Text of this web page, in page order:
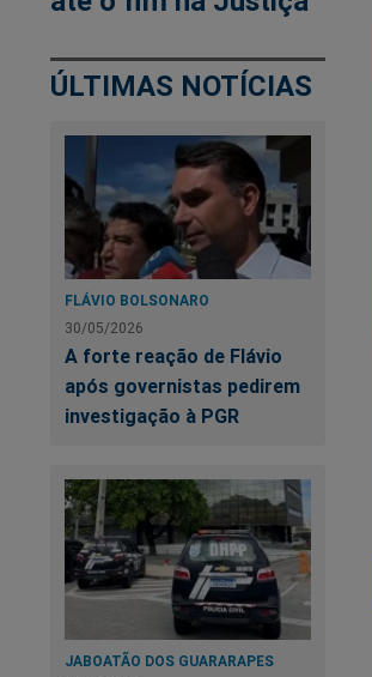
ÚLTIMAS NOTÍCIAS
FLÁVIO BOLSONARO
30/05/2026
A forte reação de Flávio
após governistas pedirem
investigação à PGR
JABOATÃO DOS GUARARAPES